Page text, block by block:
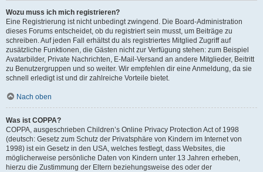
Wozu muss ich mich registrieren?
Eine Registrierung ist nicht unbedingt zwingend. Die Board-Administration
dieses Forums entscheidet, ob du registriert sein musst, um Beiträge zu
schreiben. Auf jeden Fall erhältst du als registriertes Mitglied Zugriff auf
zusätzliche Funktionen, die Gästen nicht zur Verfügung stehen: zum Beispiel
Avatarbilder, Private Nachrichten, E-Mail-Versand an andere Mitglieder, Beitritt
zu Benutzergruppen und so weiter. Wir empfehlen dir eine Anmeldung, da sie
schnell erledigt ist und dir zahlreiche Vorteile bietet.
Nach oben
Was ist COPPA?
COPPA, ausgeschrieben Children’s Online Privacy Protection Act of 1998
(deutsch: Gesetz zum Schutz der Privatsphäre von Kindern im Internet von
1998) ist ein Gesetz in den USA, welches festlegt, dass Websites, die
möglicherweise persönliche Daten von Kindern unter 13 Jahren erheben,
hierzu die Zustimmung der Eltern beziehungsweise des oder der